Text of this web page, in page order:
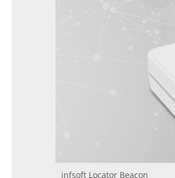
infsoft Locator Beacon